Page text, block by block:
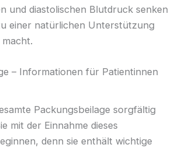
und diastolischen Blutdruck senken
einer natürlichen Unterstützung
– Informationen für Patientinnen
Packungsbeilage sorgfältig
mit der Einnahme dieses
denn sie enthält wichtige